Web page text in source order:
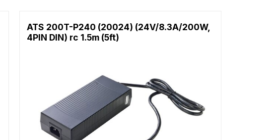
ATS 200T-P240 (20024) (24V/8.3A/200W,
4PIN DIN) rc 1.5m (5ft)